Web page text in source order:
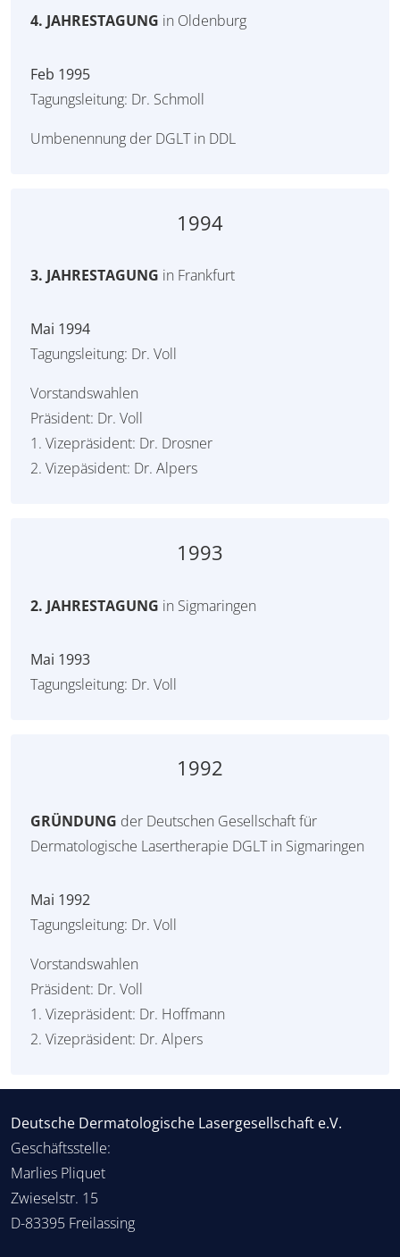
4. JAHRESTAGUNG in Oldenburg
Feb 1995
Tagungsleitung: Dr. Schmoll
Umbenennung der DGLT in DDL
1994
3. JAHRESTAGUNG in Frankfurt
Mai 1994
Tagungsleitung: Dr. Voll
Vorstandswahlen
Präsident: Dr. Voll
1. Vizepräsident: Dr. Drosner
2. Vizepäsident: Dr. Alpers
1993
2. JAHRESTAGUNG in Sigmaringen
Mai 1993
Tagungsleitung: Dr. Voll
1992
GRÜNDUNG der Deutschen Gesellschaft für
Dermatologische Lasertherapie DGLT in Sigmaringen
Mai 1992
Tagungsleitung: Dr. Voll
Vorstandswahlen
Präsident: Dr. Voll
1. Vizepräsident: Dr. Hoffmann
2. Vizepräsident: Dr. Alpers
Deutsche Dermatologische Lasergesellschaft e.V.
Geschäftsstelle:
Marlies Pliquet
Zwieselstr. 15
D-83395 Freilassing